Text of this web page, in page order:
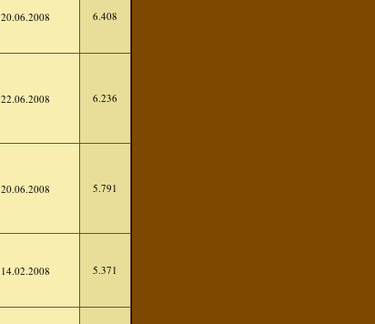
20.06.2008 6.408
22.06.2008 6.236
20.06.2008 5.791
14.02.2008 5.371